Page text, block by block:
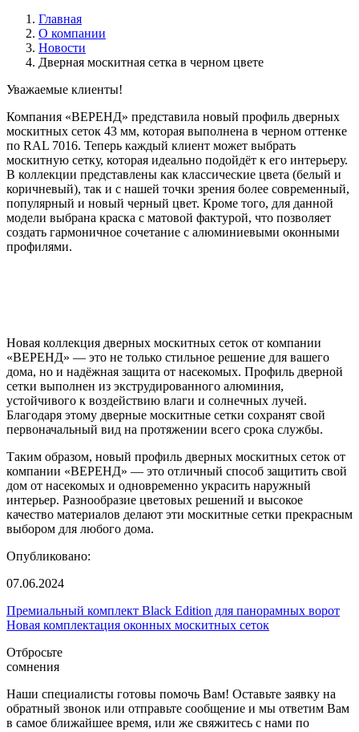
Главная
О компании
Новости
Дверная москитная сетка в черном цвете
Уважаемые клиенты!
Компания «ВЕРЕНД» представила новый профиль дверных
москитных сеток 43 мм, которая выполнена в черном оттенке
по RAL 7016. Теперь каждый клиент может выбрать
москитную сетку, которая идеально подойдёт к его интерьеру.
В коллекции представлены как классические цвета (белый и
коричневый), так и с нашей точки зрения более современный,
популярный и новый черный цвет. Кроме того, для данной
модели выбрана краска с матовой фактурой, что позволяет
создать гармоничное сочетание с алюминиевыми оконными
профилями.
Новая коллекция дверных москитных сеток от компании
«ВЕРЕНД» — это не только стильное решение для вашего
дома, но и надёжная защита от насекомых. Профиль дверной
сетки выполнен из экструдированного алюминия,
устойчивого к воздействию влаги и солнечных лучей.
Благодаря этому дверные москитные сетки сохранят свой
первоначальный вид на протяжении всего срока службы.
Таким образом, новый профиль дверных москитных сеток от
компании «ВЕРЕНД» — это отличный способ защитить свой
дом от насекомых и одновременно украсить наружный
интерьер. Разнообразие цветовых решений и высокое
качество материалов делают эти москитные сетки прекрасным
выбором для любого дома.
Опубликовано:
07.06.2024
Премиальный комплект Black Edition для панорамных ворот
Новая комплектация оконных москитных сеток
Отбросьте
сомнения
Наши специалисты готовы помочь Вам! Оставьте заявку на
обратный звонок или отправьте сообщение и мы ответим Вам
в самое ближайшее время, или же свяжитесь с нами по